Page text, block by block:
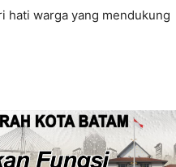
hati warga yang mendukung